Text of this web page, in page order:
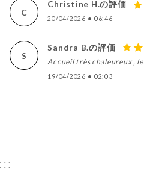
C
Christine H.の評価
20/04/2026 • 06:46
S
Sandra B.の評価
Accueil très chaleureux ,
19/04/2026 • 02:03